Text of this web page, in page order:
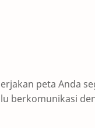
peta Anda
berkomunikasi